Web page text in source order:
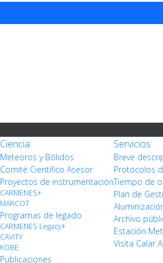
Ciencia
Meteoros y Bólidos
Comité Científico Asesor
Proyectos de instrumentación
CARMENES+
MARCOT
Programas de legado
CARMENES Legacy+
CAVITY
KOBE
Publicaciones
Servicios
Breve
Protocolos
Tiempo de
Plan de
Archivo
Estación
Visita Calar